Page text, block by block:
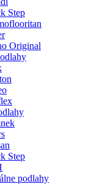
Step
Original
Step
podlahy